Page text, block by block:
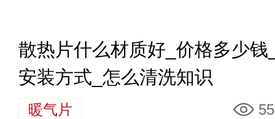
散热片什么材质好_价格多少钱
安装方式_怎么清洗知识
暖气片